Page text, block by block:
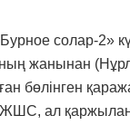
солар-2»
жанынан
бөлінген
ал